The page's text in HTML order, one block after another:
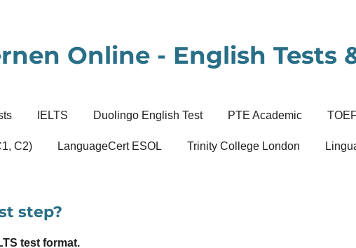
Online - English Tests
IELTS Duolingo English Test PTE Academic
C2) LanguageCert ESOL Trinity College London
step?
test format.